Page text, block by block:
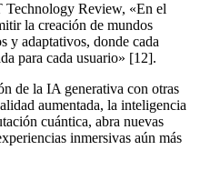
Technology Review, «En el
la creación de mundos
y adaptativos, donde cada
para cada usuario» [12].
de la IA generativa con otras
aumentada, la inteligencia
cuántica, abra nuevas
inmersivas aún más